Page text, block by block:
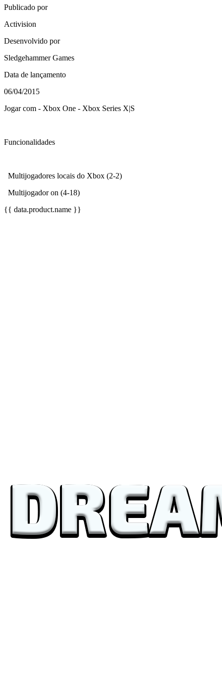
Publicado por
Activision
Desenvolvido por
Sledgehammer Games
Data de lançamento
06/04/2015
Jogar com - Xbox One - Xbox Series X|S
Funcionalidades
Multijogadores locais do Xbox (2-2)
Multijogador on (4-18)
{{ data.product.name }}